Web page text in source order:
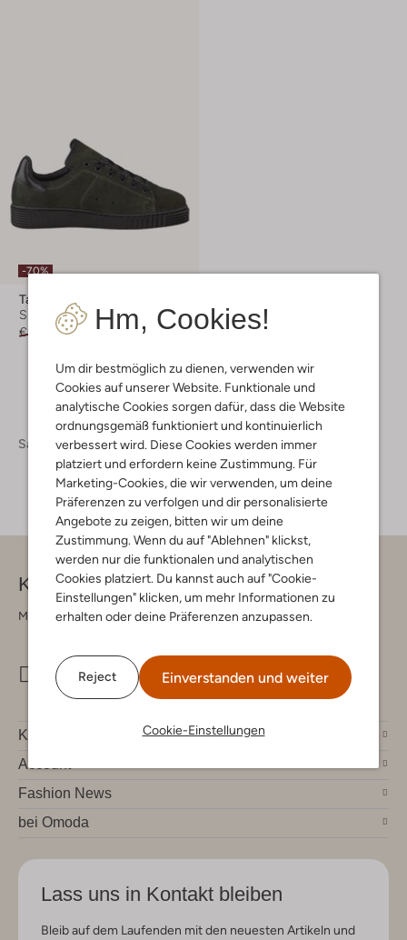
Hm, Cookies!
Um dir bestmöglich zu dienen, verwenden wir
Cookies auf unserer Website. Funktionale und
analytische Cookies sorgen dafür, dass die Website
ordnungsgemäß funktioniert und kontinuierlich
verbessert wird. Diese Cookies werden immer
platziert und erfordern keine Zustimmung. Für
Marketing-Cookies, die wir verwenden, um deine
Präferenzen zu verfolgen und dir personalisierte
Angebote zu zeigen, bitten wir um deine
Zustimmung. Wenn du auf "Ablehnen" klickst,
werden nur die funktionalen und analytischen
Cookies platziert. Du kannst auch auf "Cookie-
Einstellungen" klicken, um mehr Informationen zu
erhalten oder deine Präferenzen anzupassen.
Reject Einverstanden und weiter
Cookie-Einstellungen
-70%
Tango
Sneaker Low
€ 89,95 € 26,95
Sale
Kontakt
Montag - Freitag 09:00 - 17:00 uur
info@omoda.de
Kundenservice
Account
Fashion News
bei Omoda
Lass uns in Kontakt bleiben
Bleib auf dem Laufenden mit den neuesten Artikeln und